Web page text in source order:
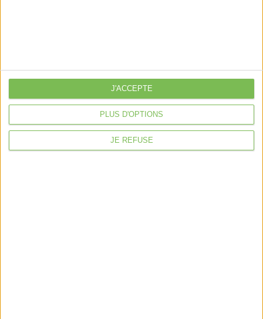
PLUS D'OPTIONS
JE REFUSE
J'ACCEPTE
Je sécurise mon activité
À la une
Violette la comptable
Déclaration Impôt sur le Revenu